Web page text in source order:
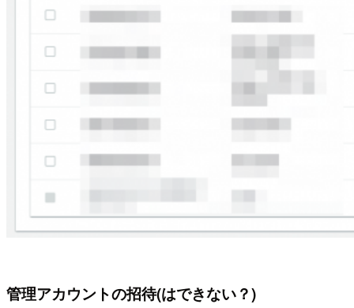
管理アカウントの招待(はできない？)